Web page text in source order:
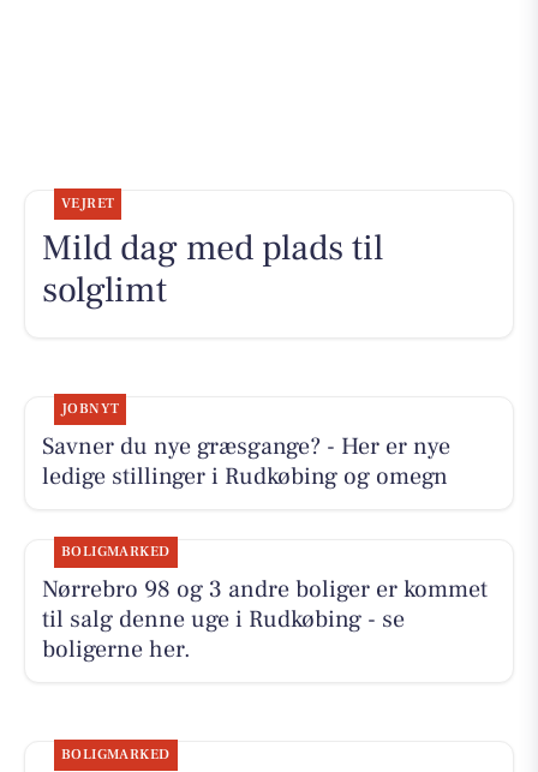
VEJRET
Mild dag med plads til
solglimt
JOBNYT
Savner du nye græsgange? - Her er nye
ledige stillinger i Rudkøbing og omegn
BOLIGMARKED
Nørrebro 98 og 3 andre boliger er kommet
til salg denne uge i Rudkøbing - se
boligerne her.
BOLIGMARKED